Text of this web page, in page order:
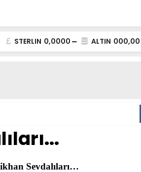
STERLIN 0,0000 ALTIN 000,00
Sevdalıları…